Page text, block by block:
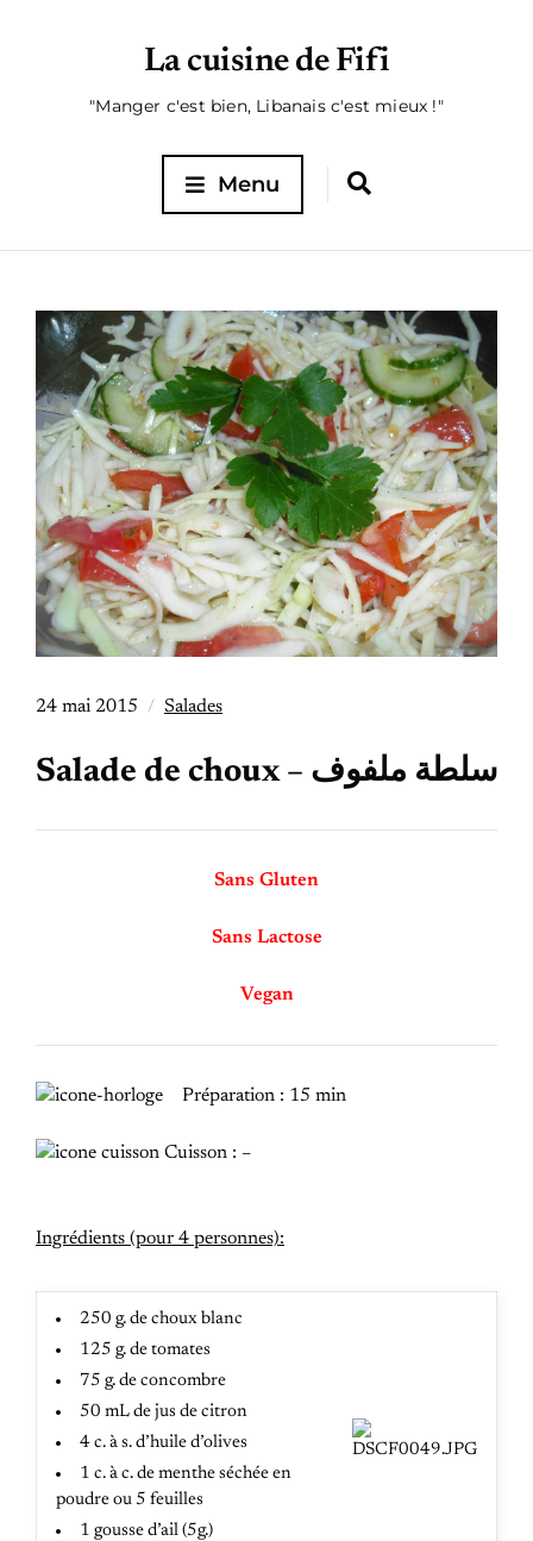
La cuisine de Fifi
"Manger c'est bien, Libanais c'est mieux !"
Menu
24 mai 2015 Salades
Salade de choux – سلطة ملفوف
Sans Gluten
Sans Lactose
Vegan
Préparation : 15 min
Cuisson : –
Ingrédients (pour 4 personnes):
250 g. de choux blanc
125 g. de tomates
75 g. de concombre
50 mL de jus de citron
4 c. à s. d’huile d’olives
1 c. à c. de menthe séchée en
poudre ou 5 feuilles
1 gousse d’ail (5g.)